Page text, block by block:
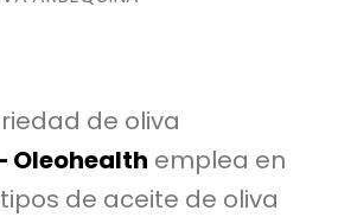
de oliva
Oleohealth emplea en
de aceite de oliva